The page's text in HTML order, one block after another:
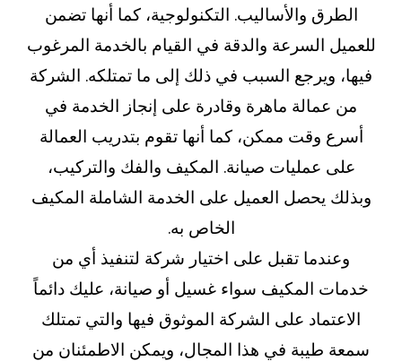
الطرق والأساليب. التكنولوجية، كما أنها تضمن
للعميل السرعة والدقة في القيام بالخدمة المرغوب
فيها، ويرجع السبب في ذلك إلى ما تمتلكه. الشركة
من عمالة ماهرة وقادرة على إنجاز الخدمة في
أسرع وقت ممكن، كما أنها تقوم بتدريب العمالة
على عمليات صيانة. المكيف والفك والتركيب،
وبذلك يحصل العميل على الخدمة الشاملة المكيف
الخاص به.
وعندما تقبل على اختيار شركة لتنفيذ أي من
خدمات المكيف سواء غسيل أو صيانة، عليك دائماً
الاعتماد على الشركة الموثوق فيها والتي تمتلك
سمعة طيبة في هذا المجال، ويمكن الاطمئنان من